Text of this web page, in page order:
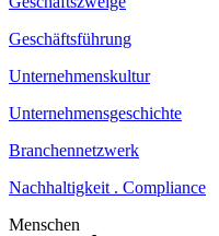
Geschäftsführung
Unternehmenskultur
Unternehmensgeschichte
Branchennetzwerk
Nachhaltigkeit . Compliance
Menschen